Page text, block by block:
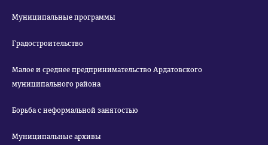
Муниципальные программы
Градостроительство
Малое и среднее предпринимательство Ардатовского
муниципального района
Борьба с неформальной занятостью
Муниципальные архивы